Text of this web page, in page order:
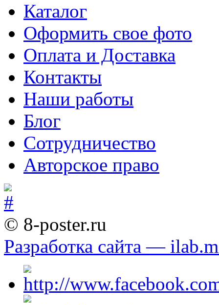
Каталог
Оформить свое фото
Оплата и Доставка
Контакты
Наши работы
Блог
Сотрудничество
Авторское право
© 8-poster.ru
Разработка сайта —